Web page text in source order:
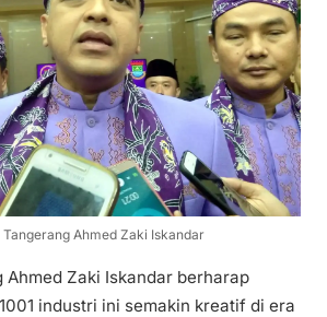
Tangerang Ahmed Zaki Iskandar
Ahmed Zaki Iskandar berharap
industri ini semakin kreatif di era